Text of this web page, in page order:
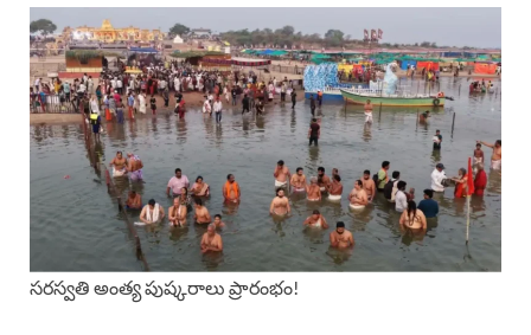
సరస్వతి అంత్య పుష్కరాలు ప్రారంభం!